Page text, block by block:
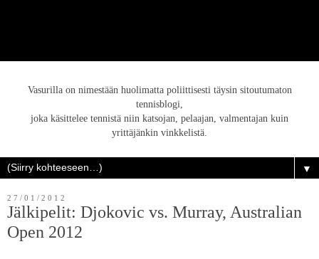
Vasurilla on nimestään huolimatta poliittisesti täysin sitoutumaton
tennisblogi,
joka käsittelee tennistä niin katsojan, pelaajan, valmentajan kuin
yrittäjänkin vinkkelistä.
▼
27/01/2012
Jälkipelit: Djokovic vs. Murray, Australian
Open 2012